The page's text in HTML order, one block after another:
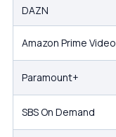
DAZN
Amazon Prime Video
Paramount+
SBS On Demand